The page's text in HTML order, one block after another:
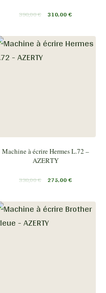
390,00€ 310,00€
Machine à écrire Hermes L.72 –
AZERTY
330,00€ 275,00€